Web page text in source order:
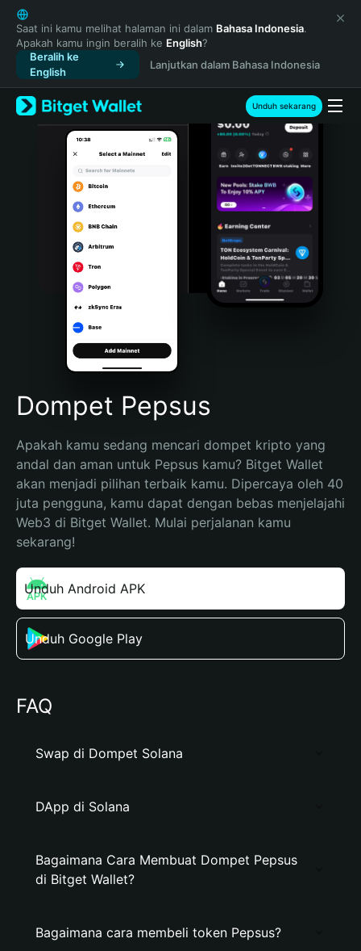
English
日本語
Tiếng Việt
Русский
Español (Latinoamérica)
Türkçe
Italiano
Português (Portugal)
Bahasa Indonesia
Português (Brasil)
Español (Argentina)
Saat ini kamu melihat halaman ini dalam Bahasa Indonesia.
Apakah kamu ingin beralih ke English?
Beralih ke
English
Lanjutkan dalam Bahasa Indonesia
Unduh sekarang
Dompet Pepsus
Apakah kamu sedang mencari dompet kripto yang
andal dan aman untuk Pepsus kamu? Bitget Wallet
akan menjadi pilihan terbaik kamu. Dipercaya oleh 40
juta pengguna, kamu dapat dengan bebas menjelajahi
Web3 di Bitget Wallet. Mulai perjalanan kamu
sekarang!
Unduh Android APK
Unduh Google Play
FAQ
Swap di Dompet Solana
DApp di Solana
Bagaimana Cara Membuat Dompet Pepsus
di Bitget Wallet?
Bagaimana cara membeli token Pepsus?